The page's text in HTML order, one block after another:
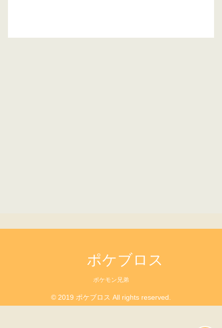
ポケブロス
ポケモン兄弟
© 2019 ポケブロス All rights reserved.